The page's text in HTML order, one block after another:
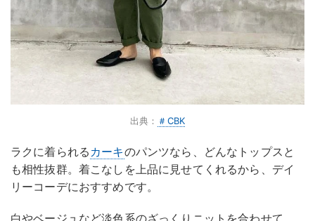
出典： ＃CBK
ラクに着られる カーキのパンツなら、どんなトップスと
も相性抜群。着こなしを上品に見せてくれるから、デイ
リーコーデにおすすめです。